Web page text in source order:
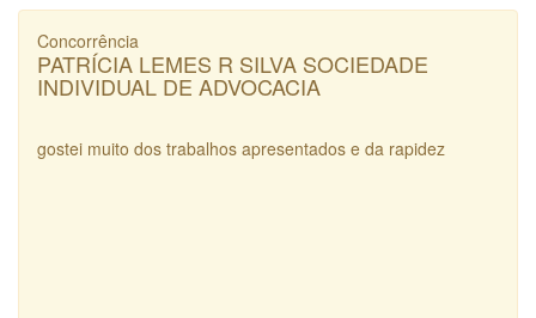
Concorrência
PATRÍCIA LEMES R SILVA SOCIEDADE
INDIVIDUAL DE ADVOCACIA
gostei muito dos trabalhos apresentados e da rapidez